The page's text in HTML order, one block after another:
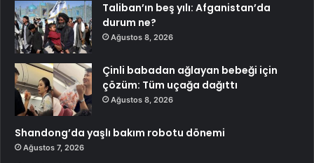
Taliban’ın beş yılı: Afganistan’da
durum ne?
Ağustos 8, 2026
Çinli babadan ağlayan bebeği için
çözüm: Tüm uçağa dağıttı
Ağustos 8, 2026
Shandong’da yaşlı bakım robotu dönemi
Ağustos 7, 2026